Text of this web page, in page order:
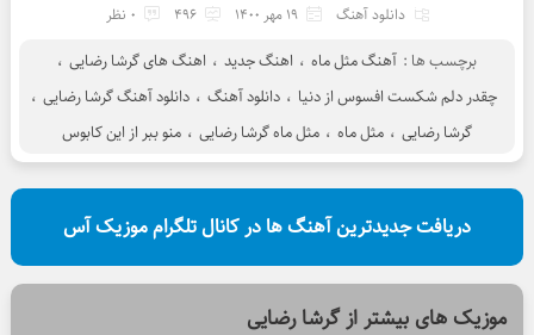
دانلود آهنگ 19 مهر 1400 496 0 نظر
برچسب ها : آهنگ مثل ماه ، اهنگ جدید ، اهنگ های گرشا رضایی ،
چقدر دلم شکست افسوس از دنیا ، دانلود آهنگ ، دانلود آهنگ گرشا رضایی ،
گرشا رضایی ، مثل ماه ، مثل ماه گرشا رضایی ، منو ببر از این کابوس
دریافت جدیدترین آهنگ ها در کانال تلگرام موزیک آس
موزیک های بیشتر ازگرشا رضایی